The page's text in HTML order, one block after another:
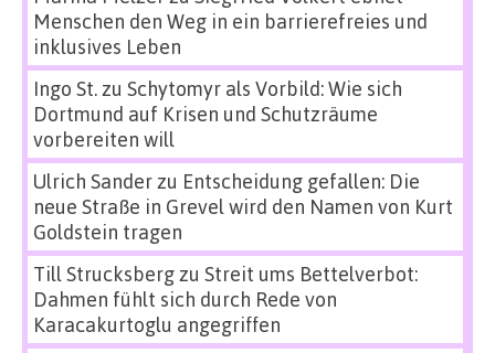
Menschen den Weg in ein barrierefreies und
inklusives Leben
Ingo St.zu Schytomyr als Vorbild: Wie sich
Dortmund auf Krisen und Schutzräume
vorbereiten will
Ulrich Sanderzu Entscheidung gefallen: Die
neue Straße in Grevel wird den Namen von Kurt
Goldstein tragen
Till Strucksbergzu Streit ums Bettelverbot:
Dahmen fühlt sich durch Rede von
Karacakurtoglu angegriffen